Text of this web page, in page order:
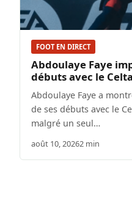
FOOT EN DIRECT
Abdoulaye Faye
débuts avec le
Abdoulaye Faye a
de ses débuts avec le
malgré un seul…
août 10, 20262 min